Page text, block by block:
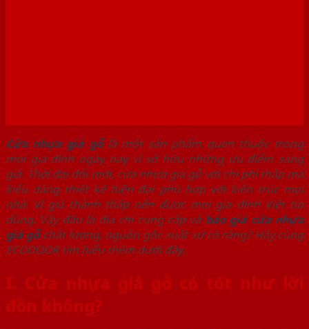
Cửa nhựa giả gỗlà một sản phẩm quen thuộc trong
mọi gia đình ngày nay vì sở hữu những ưu điểm sáng
giá. Thời đại đổi mới, cửa nhựa giả gỗ với chi phí thấp mà
kiểu dáng thiết kế hiện đại phù hợp với kiến trúc mọi
nhà. Vì giá thành thấp nên được mọi gia đình Việt tin
dùng. Vậy đâu là địa chỉ cung cấp và báo giá cửa nhựa
giả gỗchất lượng, nguồn gốc xuất xứ rõ ràng? Hãy cùng
ECODOOR tìm hiểu thêm dưới đây.
I. Cửa nhựa giả gỗ có tốt như lời
đồn không?